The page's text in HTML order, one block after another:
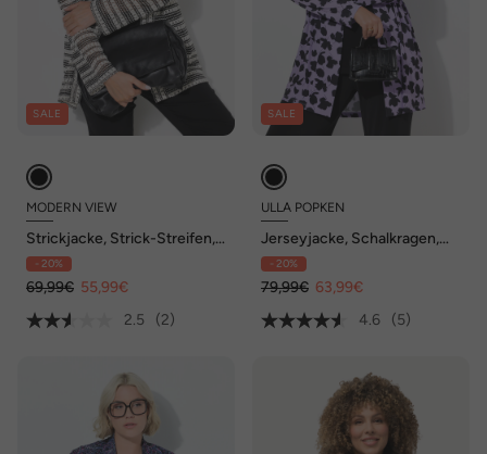
SALE
MODERN VIEW
Strickjacke, Strick-Streifen,
offene Jacke, Langarm
- 20%
69,99€ 55,99€
2.5
(2)
SALE
ULLA POPKEN
Jerseyjacke, Schalkragen,
offene Jacke, Langarm
- 20%
79,99€ 63,99€
4.6
(5)